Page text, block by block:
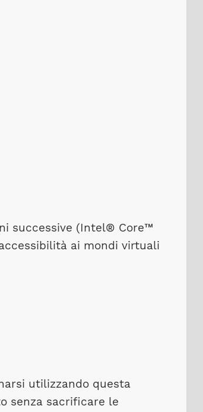
successive (Intel® Core™
ai mondi virtuali
utilizzando questa
senza sacrificare le